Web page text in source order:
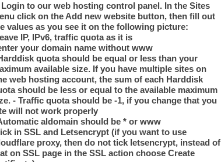
Login to our web hosting control panel. In the Sites
click on the Add new website button, then fill out
values as you see it on the following picture:
IP, IPv6, traffic quota as it is
your domain name without www
quota should be equal or less than your
available size. If you have multiple sites on
web hosting account, the sum of each Harddisk
should be less or equal to the available maximum
- Traffic quota should be -1, if you change that you
will not work properly
aldomain should be * or www
in SSL and Letsencrypt (if you want to use
proxy, then do not tick letsencrypt, instead of
on SSL page in the SSL action choose Create